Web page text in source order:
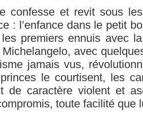
confesse et revit sous
: l’enfance dans le petit
les premiers ennuis avec
avec
jamais vus,
le courtisent, les
de caractère violent et
toute facilité que